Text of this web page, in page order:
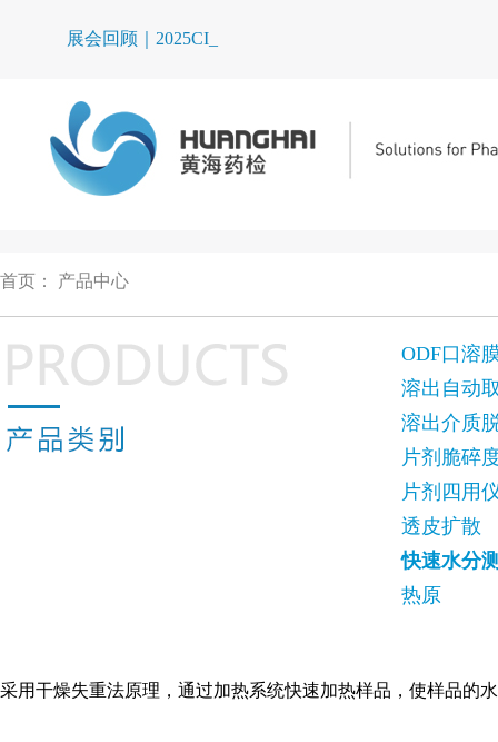
展会回顾｜2025CIPM_
首页 ： 产品中心
ODF口溶
溶出自动
溶出介质
片剂脆碎
片剂四用
透皮扩散
快速水分
热原
采用干燥失重法原理，通过加热系统快速加热样品，使样品的